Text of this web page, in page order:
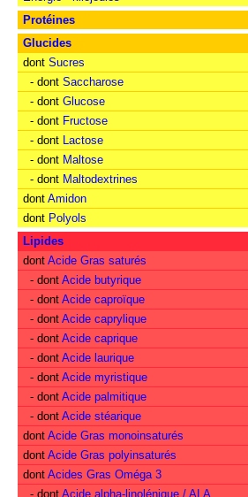
Protéines
Glucides
dont Sucres
- dont Saccharose
- dont Glucose
- dont Fructose
- dont Lactose
- dont Maltose
- dont Maltodextrines
dont Amidon
dont Polyols
Lipides
dont Acide Gras saturés
- dont Acide butyrique
- dont Acide caproïque
- dont Acide caprylique
- dont Acide caprique
- dont Acide laurique
- dont Acide myristique
- dont Acide palmitique
- dont Acide stéarique
dont Acide Gras monoinsaturés
dont Acide Gras polyinsaturés
dont Acides Gras Oméga 3
- dont Acide alpha-linolénique / ALA